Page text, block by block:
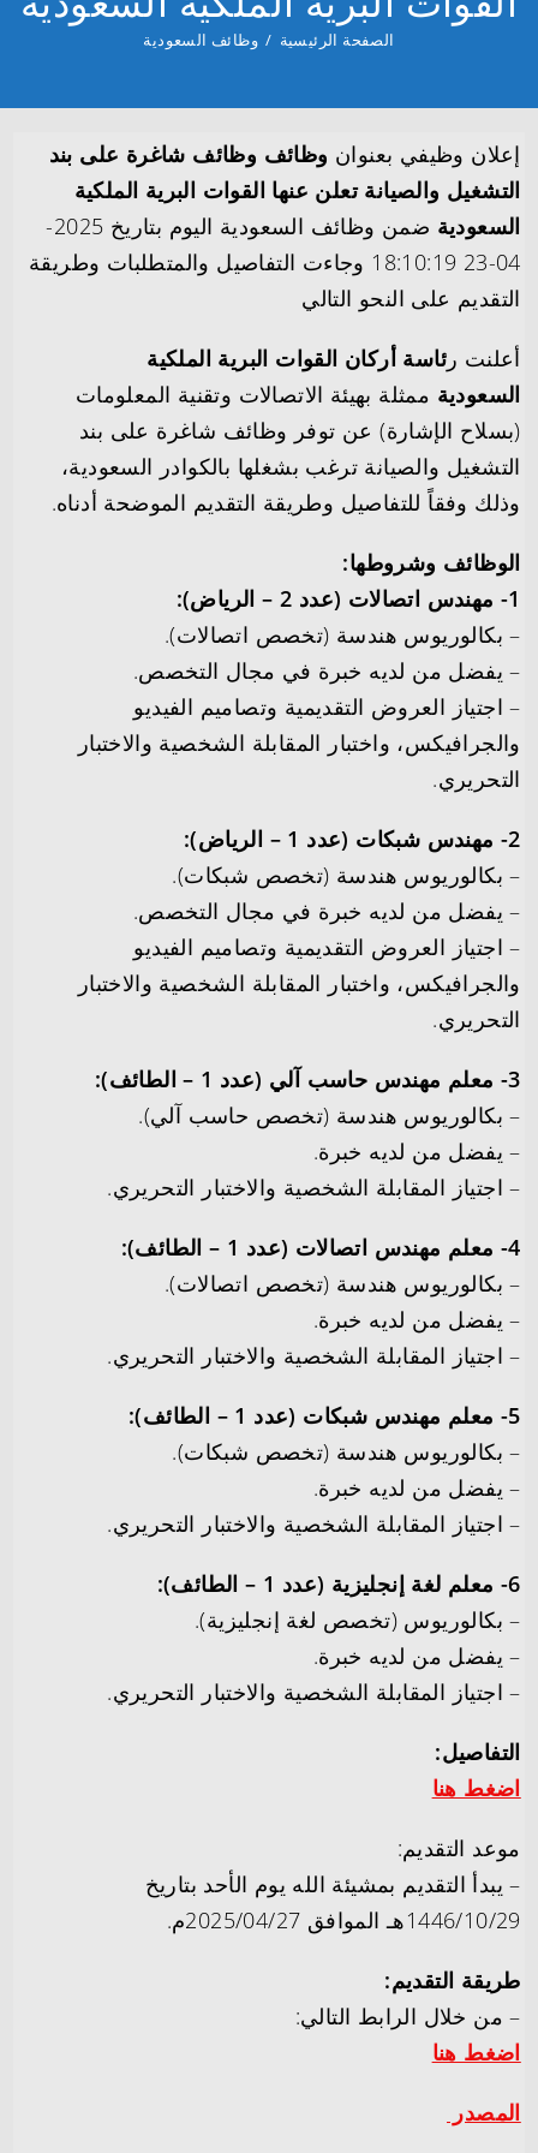
الصفحة الرئيسية / وظائف السعودية
إعلان وظيفي بعنوان وظائف وظائف شاغرة على بند
التشغيل والصيانة تعلن عنها القوات البرية الملكية
السعودية
ضمن وظائف السعودية اليوم بتاريخ 2025-
04-23 18:10:19 وجاءت التفاصيل والمتطلبات وطريقة
التقديم على النحو التالي
أعلنت رئاسة أركان القوات البرية الملكية
السعودية ممثلة بهيئة الاتصالات وتقنية المعلومات
(بسلاح الإشارة) عن توفر وظائف شاغرة على بند
التشغيل والصيانة ترغب بشغلها بالكوادر السعودية،
وذلك وفقاً للتفاصيل وطريقة التقديم الموضحة أدناه.
الوظائف وشروطها:
1- مهندس اتصالات (عدد 2 – الرياض):
– بكالوريوس هندسة (تخصص اتصالات).
– يفضل من لديه خبرة في مجال التخصص.
– اجتياز العروض التقديمية وتصاميم الفيديو
والجرافيكس، واختبار المقابلة الشخصية والاختبار
التحريري.
2- مهندس شبكات (عدد 1 – الرياض):
– بكالوريوس هندسة (تخصص شبكات).
– يفضل من لديه خبرة في مجال التخصص.
– اجتياز العروض التقديمية وتصاميم الفيديو
والجرافيكس، واختبار المقابلة الشخصية والاختبار
التحريري.
3- معلم مهندس حاسب آلي (عدد 1 – الطائف):
– بكالوريوس هندسة (تخصص حاسب آلي).
– يفضل من لديه خبرة.
– اجتياز المقابلة الشخصية والاختبار التحريري.
4- معلم مهندس اتصالات (عدد 1 – الطائف):
– بكالوريوس هندسة (تخصص اتصالات).
– يفضل من لديه خبرة.
– اجتياز المقابلة الشخصية والاختبار التحريري.
5- معلم مهندس شبكات (عدد 1 – الطائف):
– بكالوريوس هندسة (تخصص شبكات).
– يفضل من لديه خبرة.
– اجتياز المقابلة الشخصية والاختبار التحريري.
6- معلم لغة إنجليزية (عدد 1 – الطائف):
– بكالوريوس (تخصص لغة إنجليزية).
– يفضل من لديه خبرة.
– اجتياز المقابلة الشخصية والاختبار التحريري.
التفاصيل:
اضغط هنا
موعد التقديم:
– يبدأ التقديم بمشيئة الله يوم الأحد بتاريخ
1446/10/29هـ الموافق 2025/04/27م.
طريقة التقديم:
– من خلال الرابط التالي:
اضغط هنا
المصدر